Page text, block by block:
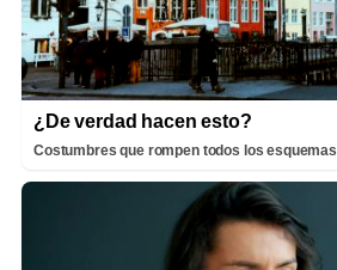
¿De verdad hacen esto?
Costumbres que rompen todos los esquemas